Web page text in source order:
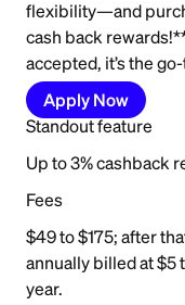
flexibility—and
cash back
accepted, it’s the
Apply Now
Standout feature
Up to 3% cashback
Fees
$49 to $175; after
annually billed at $5
year.